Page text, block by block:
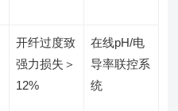
开纤过度致
强力损失＞
12%
在线pH/电
导率联控系
统